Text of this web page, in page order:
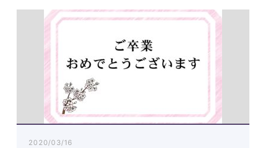
2020/03/16